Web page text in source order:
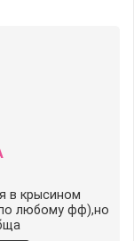
в крысином
любому фф),но